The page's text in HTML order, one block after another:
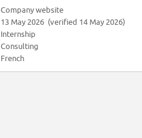
Company website
13 May 2026 (verified 14 May 2026)
Internship
Consulting
French